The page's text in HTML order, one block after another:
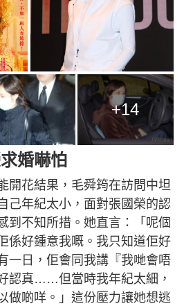
+14
婚嚇怕
開花結果，毛舜筠在訪問中坦
己年紀太小，面對張國榮的認
到不知所措。她直言：「呢個
係好鍾意我嘅。我只知道佢好
一日，佢會同我講『我哋會唔
認真……但當時我年紀太細，
做啲咩。」這份壓力讓她想逃